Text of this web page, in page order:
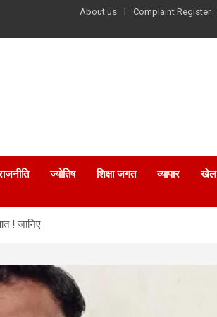
About us Complaint Register
ज्योतिष शिक्षा जगत व्यापार खेल
! जानिए